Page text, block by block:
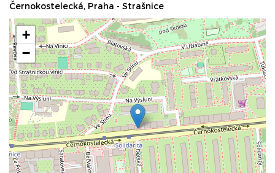
Černokostelecká, Praha - Strašnice
+
−